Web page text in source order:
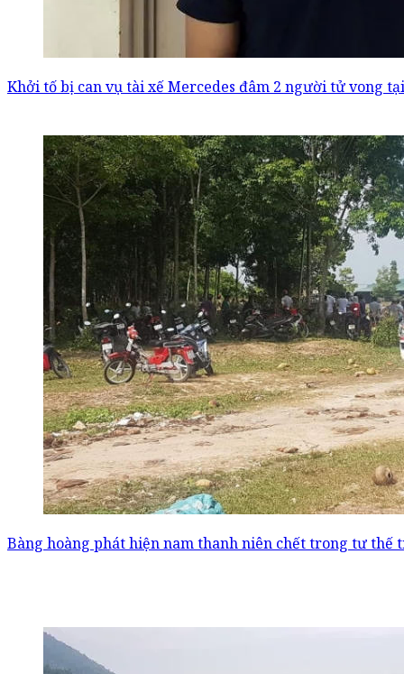
Khởi tố bị can vụ tài xế Mercedes đâm 2 người tử vong
Bàng hoàng phát hiện nam thanh niên chết trong tư thế